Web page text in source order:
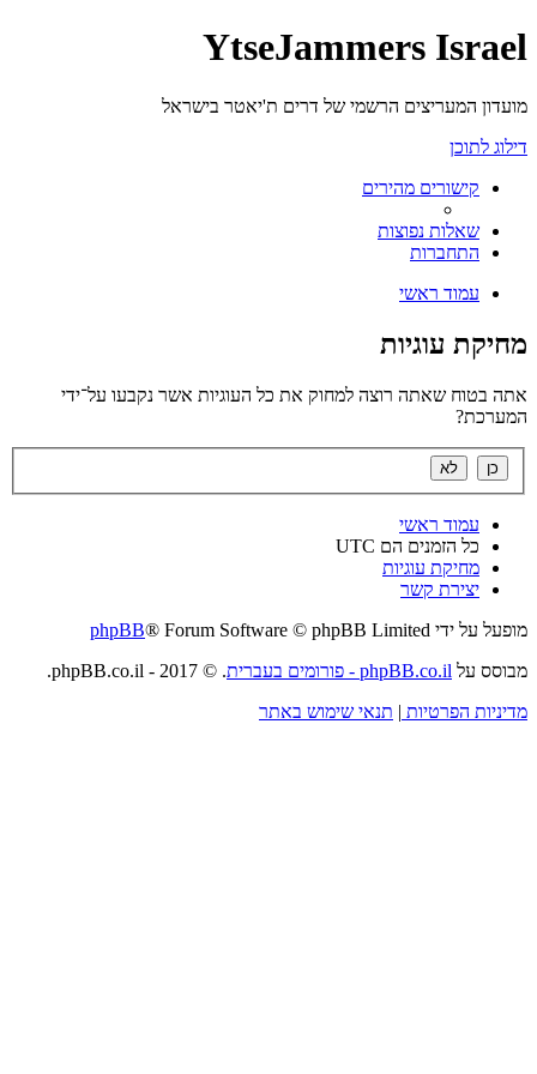
YtseJammers Israel
מועדון המעריצים הרשמי של דרים ת'יאטר בישראל
דילוג לתוכן
קישורים מהירים
שאלות נפוצות
התחברות
עמוד ראשי
מחיקת עוגיות
אתה בטוח שאתה רוצה למחוק את כל העוגיות אשר נקבעו על־ידי
המערכת?
עמוד ראשי
כל הזמנים הם UTC
מחיקת עוגיות
יצירת קשר
מופעל על ידי
phpBB® Forum Software © phpBB Limited
מבוסס על phpBB.co.il - פורומים בעברית
. © 2017 - phpBB.co.il.
מדיניות הפרטיות | תנאי שימוש באתר